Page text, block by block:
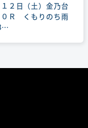
談（税込）
万円（税込）
万円（税込）
万円（税込）
１２日（土）金乃台
０Ｒ くもりのち雨